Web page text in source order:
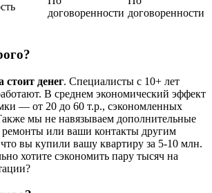
договоренности договоренности
стоит денег. Специалисты с 10+ лет
В среднем экономический эффект
— от 20 до 60 т.р., сэкономленных
мы не навязываем дополнительные
ремонты или ваши контакты другим
вы купили вашу квартиру за 5-10 млн.
хотите сэкономить пару тысяч на